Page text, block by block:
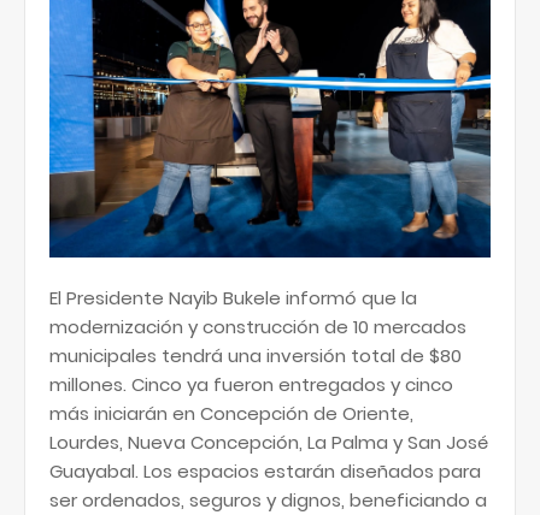
El Presidente Nayib Bukele informó que la
modernización y construcción de 10 mercados
municipales tendrá una inversión total de $80
millones. Cinco ya fueron entregados y cinco
más iniciarán en Concepción de Oriente,
Lourdes, Nueva Concepción, La Palma y San José
Guayabal. Los espacios estarán diseñados para
ser ordenados, seguros y dignos, beneficiando a